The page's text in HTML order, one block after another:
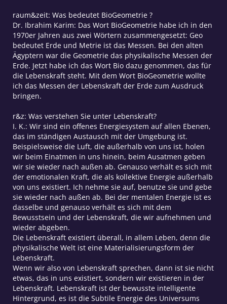
raum&zeit: Was bedeutet BioGeometrie ?
Dr. Ibrahim Karim: Das Wort BioGeometrie habe ich in den
1970er Jahren aus zwei Wörtern zusammengesetzt: Geo
bedeutet Erde und Metrie ist das Messen. Bei den alten
Ägyptern war die Geometrie das physikalische Messen der
Erde. Jetzt habe ich das Wort Bio dazu genommen, das für
die Lebenskraft steht. Mit dem Wort BioGeometrie wollte
ich das Messen der Lebenskraft der Erde zum Ausdruck
bringen.
r&z: Was verstehen Sie unter Lebenskraft?
I. K.: Wir sind ein offenes Energiesystem auf allen Ebenen,
das im ständigen Austausch mit der Umgebung ist.
Beispielsweise die Luft, die außerhalb von uns ist, holen
wir beim Einatmen in uns hinein, beim Ausatmen geben
wir sie wieder nach außen ab. Genauso verhält es sich mit
der emotionalen Kraft, die als kollektive Energie außerhalb
von uns existiert. Ich nehme sie auf, benutze sie und gebe
sie wieder nach außen ab. Bei der mentalen Energie ist es
dasselbe und genauso verhält es sich mit dem
Bewusstsein und der Lebenskraft, die wir aufnehmen und
wieder abgeben.
Die Lebenskraft existiert überall, in allem Leben, denn die
physikalische Welt ist eine Materialisierungsform der
Lebenskraft.
Wenn wir also von Lebenskraft sprechen, dann ist sie nicht
etwas, das in uns existiert, sondern wir existieren in der
Lebenskraft. Lebenskraft ist der bewusste intelligente
Hintergrund, es ist die Subtile Energie des Universums